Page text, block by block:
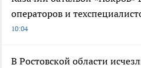
операторов и
10:04
В Ростовской области